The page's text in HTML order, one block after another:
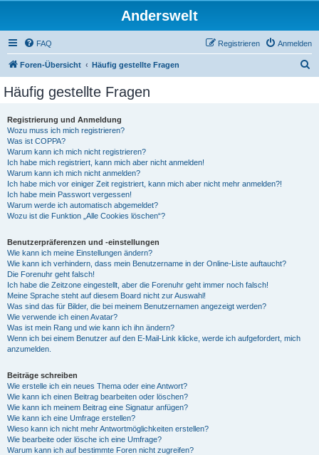
Anderswelt
FAQ Anmelden
Registrieren
Foren-Übersicht Häufig gestellte Fragen
Häufig gestellte Fragen
Registrierung und Anmeldung
Wozu muss ich mich registrieren?
Was ist COPPA?
Warum kann ich mich nicht registrieren?
Ich habe mich registriert, kann mich aber nicht anmelden!
Warum kann ich mich nicht anmelden?
Ich habe mich vor einiger Zeit registriert, kann mich aber nicht mehr anmelden?!
Ich habe mein Passwort vergessen!
Warum werde ich automatisch abgemeldet?
Wozu ist die Funktion „Alle Cookies löschen“?
Benutzerpräferenzen und -einstellungen
Wie kann ich meine Einstellungen ändern?
Wie kann ich verhindern, dass mein Benutzername in der Online-Liste auftaucht?
Die Forenuhr geht falsch!
Ich habe die Zeitzone eingestellt, aber die Forenuhr geht immer noch falsch!
Meine Sprache steht auf diesem Board nicht zur Auswahl!
Was sind das für Bilder, die bei meinem Benutzernamen angezeigt werden?
Wie verwende ich einen Avatar?
Was ist mein Rang und wie kann ich ihn ändern?
Wenn ich bei einem Benutzer auf den E-Mail-Link klicke, werde ich aufgefordert, mich
anzumelden.
Beiträge schreiben
Wie erstelle ich ein neues Thema oder eine Antwort?
Wie kann ich einen Beitrag bearbeiten oder löschen?
Wie kann ich meinem Beitrag eine Signatur anfügen?
Wie kann ich eine Umfrage erstellen?
Wieso kann ich nicht mehr Antwortmöglichkeiten erstellen?
Wie bearbeite oder lösche ich eine Umfrage?
Warum kann ich auf bestimmte Foren nicht zugreifen?